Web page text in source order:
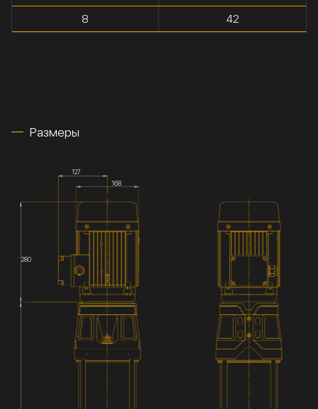
8
42
Размеры
127
168
280